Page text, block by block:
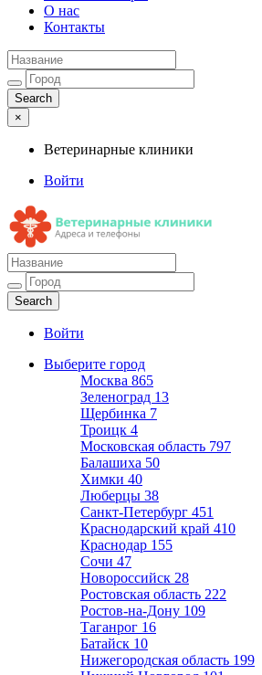
О нас
Контакты
×
Ветеринарные клиники
Войти
Ветеринарные клиники
Адреса и телефоны
Войти
Выберите город
Москва 865
Зеленоград 13
Щербинка 7
Троицк 4
Московская область 797
Балашиха 50
Химки 40
Люберцы 38
Санкт-Петербург 451
Краснодарский край 410
Краснодар 155
Сочи 47
Новороссийск 28
Ростовская область 222
Ростов-на-Дону 109
Таганрог 16
Батайск 10
Нижегородская область 199